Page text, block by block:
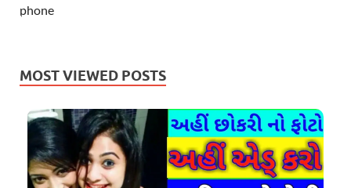
MOST VIEWED POSTS